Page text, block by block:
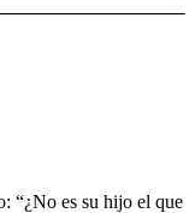
“¿No es su hijo el que